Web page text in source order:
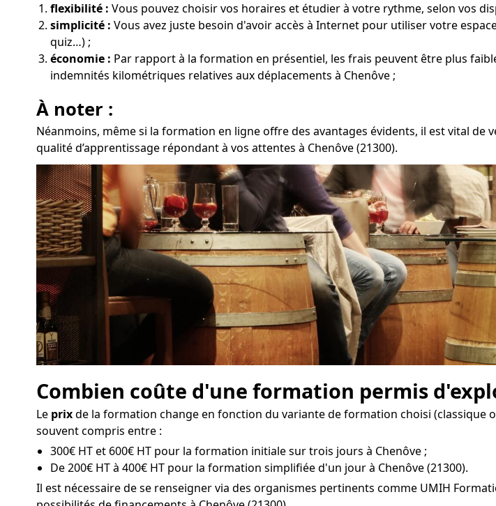
flexibilité : Vous pouvez choisir vos horaires et étudier à votre rythme, selon vos
simplicité : Vous avez juste besoin d'avoir accès à Internet pour utiliser votre
quiz…) ;
économie : Par rapport à la formation en présentiel, les frais peuvent être plus
indemnités kilométriques relatives aux déplacements à Chenôve ;
À noter :
Néanmoins, même si la formation en ligne offre des avantages évidents, il est vital
qualité d’apprentissage répondant à vos attentes à Chenôve (21300).
Combien coûte d'une formation permis
Le prixde la formation change en fonction du variante de formation choisi
souvent compris entre :
300€ HT et 600€ HT pour la formation initiale sur trois jours à Chenôve ;
De 200€ HT à 400€ HT pour la formation simplifiée d'un jour à Chenôve (21300).
Il est nécessaire de se renseigner via des organismes pertinents comme UMIH